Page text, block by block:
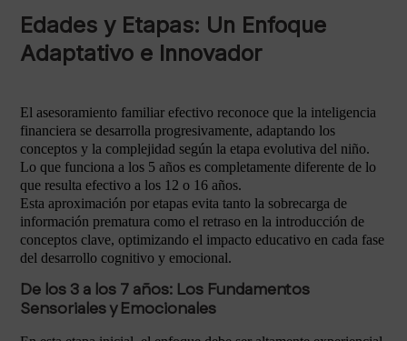
Edades y Etapas: Un Enfoque
Adaptativo e Innovador
El asesoramiento familiar efectivo reconoce que la inteligencia
financiera se desarrolla progresivamente, adaptando los
conceptos y la complejidad según la etapa evolutiva del niño.
Lo que funciona a los 5 años es completamente diferente de lo
que resulta efectivo a los 12 o 16 años.
Esta aproximación por etapas evita tanto la sobrecarga de
información prematura como el retraso en la introducción de
conceptos clave, optimizando el impacto educativo en cada fase
del desarrollo cognitivo y emocional.
De los 3 a los 7 años: Los Fundamentos
Sensoriales y Emocionales